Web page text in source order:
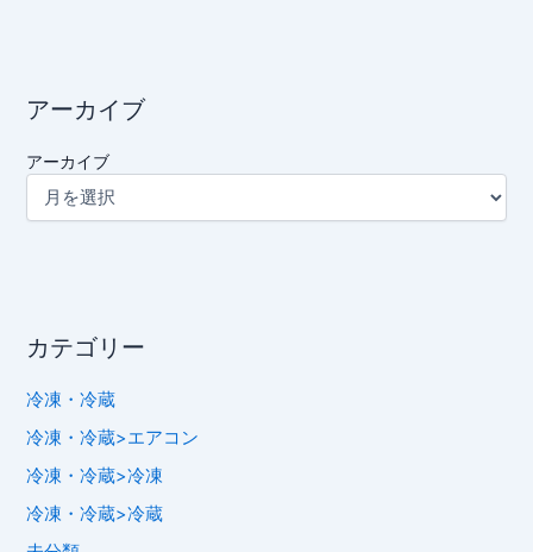
アーカイブ
アーカイブ
カテゴリー
冷凍・冷蔵
冷凍・冷蔵>エアコン
冷凍・冷蔵>冷凍
冷凍・冷蔵>冷蔵